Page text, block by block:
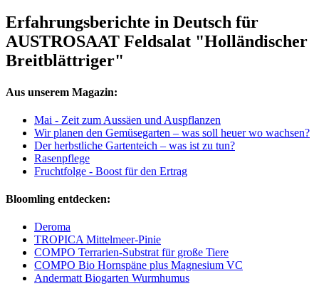
Erfahrungsberichte in Deutsch für
AUSTROSAAT Feldsalat "Holländischer
Breitblättriger"
Aus unserem Magazin:
Mai - Zeit zum Aussäen und Auspflanzen
Wir planen den Gemüsegarten – was soll heuer wo wachsen?
Der herbstliche Gartenteich – was ist zu tun?
Rasenpflege
Fruchtfolge - Boost für den Ertrag
Bloomling entdecken:
Deroma
TROPICA Mittelmeer-Pinie
COMPO Terrarien-Substrat für große Tiere
COMPO Bio Hornspäne plus Magnesium VC
Andermatt Biogarten Wurmhumus